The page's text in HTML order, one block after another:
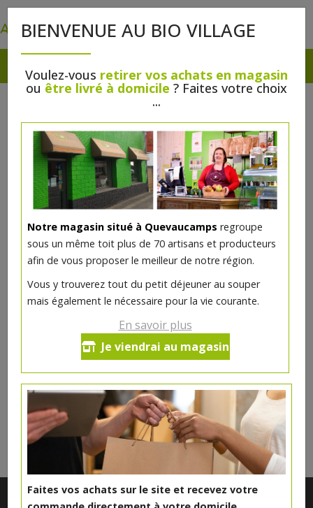
BIENVENUE AU BIO VILLAGE
Voulez-vous retirer vos achats en magasin
ou être livré à domicile ? Faites votre choix
...
Notre magasin situé à Quevaucamps regroupe
sous un même toit plus de 70 artisans et producteurs
afin de vous proposer le meilleur de notre région.
Vous y trouverez tout du petit déjeuner au souper
mais également le nécessaire pour la vie courante.
En savoir plus
Je viendrai au magasin
Faites vos achats sur le site et recevez votre
Trio de quinoa bio 500g
8.87€/pc
Ce produit est indisponible pour le moment.
DANS LA MÊME CATÉGORIE ...